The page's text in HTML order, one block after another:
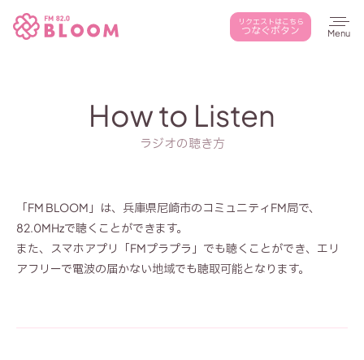
本文までスキップする
リクエストはこちら
つなぐボタン メ
ラジオの聴き方
How to Listen
「FM BLOOM」は、兵庫県尼崎市のコミュニティFM局で、
82.0MHzで聴くことができます。
また、スマホアプリ「FMプラプラ」でも聴くことができ、エリ
アフリーで電波の届かない地域でも聴取可能となります。